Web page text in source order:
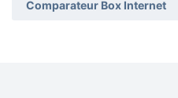
Comparateur Box Internet